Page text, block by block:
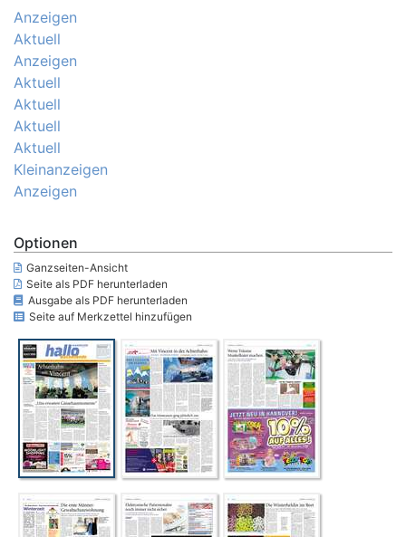
Anzeigen
Aktuell
Anzeigen
Aktuell
Aktuell
Aktuell
Aktuell
Kleinanzeigen
Anzeigen
Optionen
Ganzseiten-Ansicht
Seite als PDF herunterladen
Ausgabe als PDF herunterladen
Seite auf Merkzettel hinzufügen